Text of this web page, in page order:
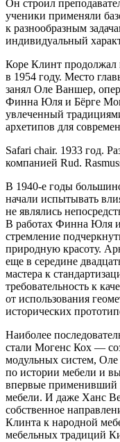
Он строил
ученики применяли
к разнообразным
индивидуальный
Коре Клинт продолжал
в 1954 году. Место
занял Оле Ваншер,
Финна Юля и Бёрге
увлеченный
архетипов для
Safari chair. 1933 год.
компанией Rud.
В 1940-е годы
начали испытывать
не являлись
В работах Финна Юля и
стремление
природную красоту.
еще в середине
мастера к
требовательность к
от использования
исторических
Наиболее
стали Могенс Кох —
модульных систем,
по истории мебели и
впервые применивший
мебели. И даже Ханс
собственное
Клинта к народной
мебельных традиций